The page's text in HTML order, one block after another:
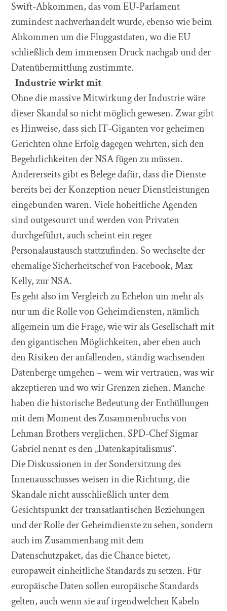
Swift-Abkommen, das vom EU-Parlament
zumindest nachverhandelt wurde, ebenso wie beim
Abkommen um die Fluggastdaten, wo die EU
schließlich dem immensen Druck nachgab und der
Datenübermittlung zustimmte.
Industrie wirkt mit
Ohne die massive Mitwirkung der Industrie wäre
dieser Skandal so nicht möglich gewesen. Zwar gibt
es Hinweise, dass sich IT-Giganten vor geheimen
Gerichten ohne Erfolg dagegen wehrten, sich den
Begehrlichkeiten der NSA fügen zu müssen.
Andererseits gibt es Belege dafür, dass die Dienste
bereits bei der Konzeption neuer Dienstleistungen
eingebunden waren. Viele hoheitliche Agenden
sind outgesourct und werden von Privaten
durchgeführt, auch scheint ein reger
Personalaustausch stattzufinden. So wechselte der
ehemalige Sicherheitschef von Facebook, Max
Kelly, zur NSA.
Es geht also im Vergleich zu Echelon um mehr als
nur um die Rolle von Geheimdiensten, nämlich
allgemein um die Frage, wie wir als Gesellschaft mit
den gigantischen Möglichkeiten, aber eben auch
den Risiken der anfallenden, ständig wachsenden
Datenberge umgehen – wem wir vertrauen, was wir
akzeptieren und wo wir Grenzen ziehen. Manche
haben die historische Bedeutung der Enthüllungen
mit dem Moment des Zusammenbruchs von
Lehman Brothers verglichen. SPD-Chef Sigmar
Gabriel nennt es den „Datenkapitalismus“.
Die Diskussionen in der Sondersitzung des
Innenausschusses weisen in die Richtung, die
Skandale nicht ausschließlich unter dem
Gesichtspunkt der transatlantischen Beziehungen
und der Rolle der Geheimdienste zu sehen, sondern
auch im Zusammenhang mit dem
Datenschutzpaket, das die Chance bietet,
europaweit einheitliche Standards zu setzen. Für
europäische Daten sollen europäische Standards
gelten, auch wenn sie auf irgendwelchen Kabeln